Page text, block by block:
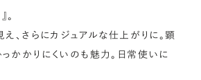
。
、さらにカジュアルな仕上がりに。顕
かかりにくいのも魅力。日常使いに